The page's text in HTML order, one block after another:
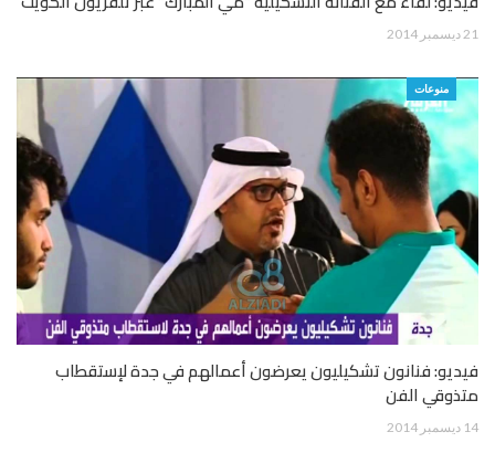
21 ديسمبر 2014
منوعات
فيديو: فنانون تشكيليون يعرضون أعمالهم في جدة لإستقطاب
متذوقي الفن
14 ديسمبر 2014